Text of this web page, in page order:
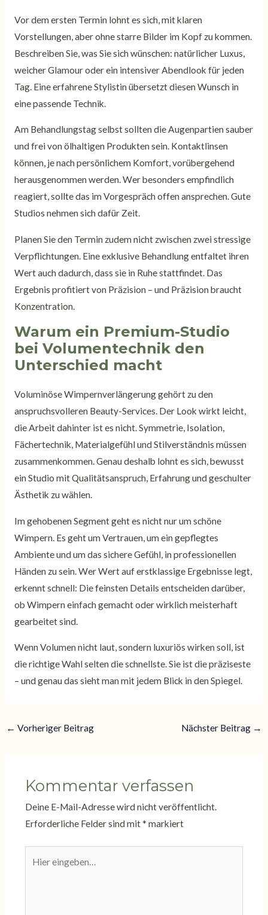
Vor dem ersten Termin lohnt es sich, mit klaren
Vorstellungen, aber ohne starre Bilder im Kopf zu kommen.
Beschreiben Sie, was Sie sich wünschen: natürlicher Luxus,
weicher Glamour oder ein intensiver Abendlook für jeden
Tag. Eine erfahrene Stylistin übersetzt diesen Wunsch in
eine passende Technik.
Am Behandlungstag selbst sollten die Augenpartien sauber
und frei von ölhaltigen Produkten sein. Kontaktlinsen
können, je nach persönlichem Komfort, vorübergehend
herausgenommen werden. Wer besonders empfindlich
reagiert, sollte das im Vorgespräch offen ansprechen. Gute
Studios nehmen sich dafür Zeit.
Planen Sie den Termin zudem nicht zwischen zwei stressige
Verpflichtungen. Eine exklusive Behandlung entfaltet ihren
Wert auch dadurch, dass sie in Ruhe stattfindet. Das
Ergebnis profitiert von Präzision – und Präzision braucht
Konzentration.
Warum ein Premium-Studio
bei Volumentechnik den
Unterschied macht
Voluminöse Wimpernverlängerung gehört zu den
anspruchsvolleren Beauty-Services. Der Look wirkt leicht,
die Arbeit dahinter ist es nicht. Symmetrie, Isolation,
Fächertechnik, Materialgefühl und Stilverständnis müssen
zusammenkommen. Genau deshalb lohnt es sich, bewusst
ein Studio mit Qualitätsanspruch, Erfahrung und geschulter
Ästhetik zu wählen.
Im gehobenen Segment geht es nicht nur um schöne
Wimpern. Es geht um Vertrauen, um ein gepflegtes
Ambiente und um das sichere Gefühl, in professionellen
Händen zu sein. Wer Wert auf erstklassige Ergebnisse legt,
erkennt schnell: Die feinsten Details entscheiden darüber,
ob Wimpern einfach gemacht oder wirklich meisterhaft
gearbeitet sind.
Wenn Volumen nicht laut, sondern luxuriös wirken soll, ist
die richtige Wahl selten die schnellste. Sie ist die präziseste
– und genau das sieht man mit jedem Blick in den Spiegel.
← Vorheriger Beitrag Nächster Beitrag →
Kommentar verfassen
Deine E-Mail-Adresse wird nicht veröffentlicht.
Erforderliche Felder sind mit * markiert
eingeben…